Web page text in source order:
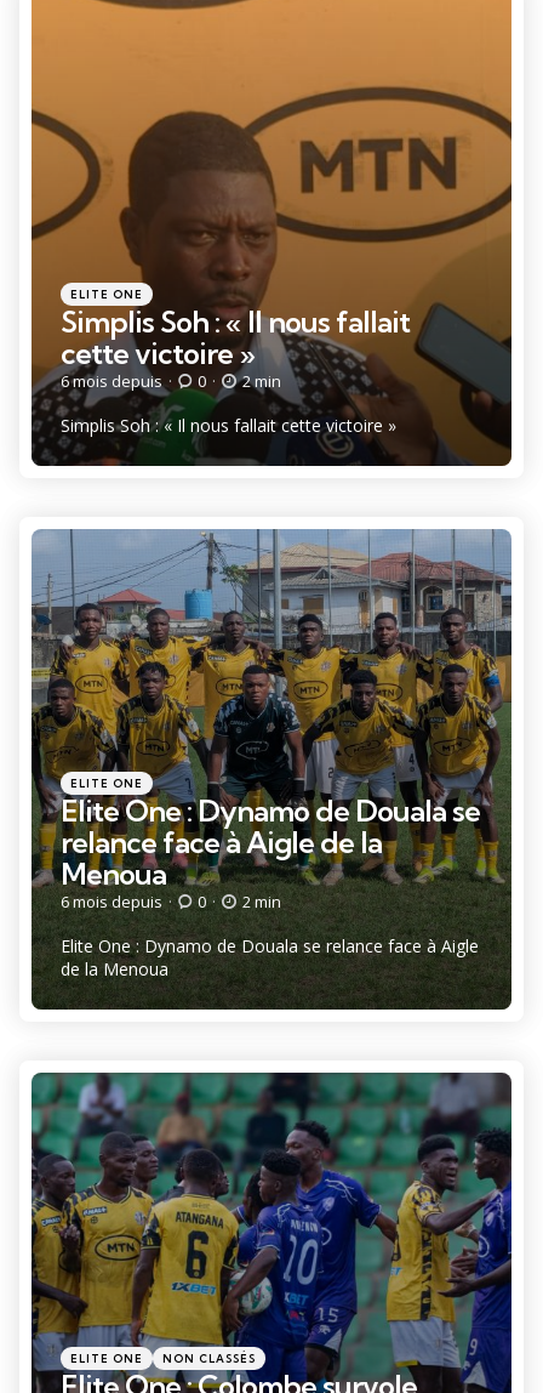
Catégories
Posté
dans
ELITE ONE
Simplis Soh : « Il nous fallait
cette victoire »
6 mois depuis 0 2 min
Simplis Soh : « Il nous fallait cette victoire »
Catégories
Posté
dans
ELITE ONE
Elite One : Dynamo de Douala se
relance face à Aigle de la
Menoua
6 mois depuis 0 2 min
Elite One : Dynamo de Douala se relance face à Aigle
de la Menoua
Catégories
Posté
dans
ELITE ONE NON CLASSÉS